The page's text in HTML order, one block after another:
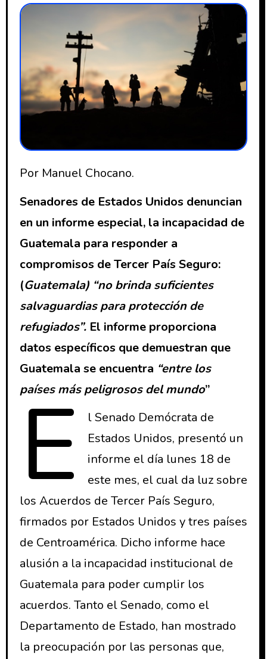
Por Manuel Chocano.
Senadores de Estados Unidos denuncian
en un informe especial, la incapacidad de
Guatemala para responder a
compromisos de Tercer País Seguro:
(Guatemala) “no brinda suficientes
salvaguardias para protección de
refugiados”. El informe proporciona
datos específicos que demuestran que
Guatemala se encuentra “entre los
países más peligrosos del mundo”
E
l Senado Demócrata de
Estados Unidos, presentó un
informe el día lunes 18 de
este mes, el cual da luz sobre
los Acuerdos de Tercer País Seguro,
firmados por Estados Unidos y tres países
de Centroamérica. Dicho informe hace
alusión a la incapacidad institucional de
Guatemala para poder cumplir los
acuerdos. Tanto el Senado, como el
Departamento de Estado, han mostrado
la preocupación por las personas que,